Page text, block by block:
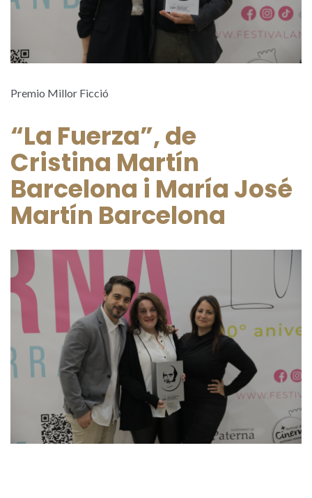
Premio Millor Ficció
“La Fuerza”, de
Cristina Martín
Barcelona i María José
Martín Barcelona